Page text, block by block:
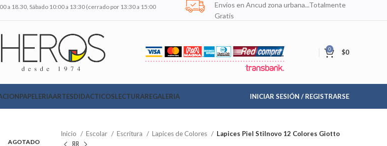
a 18.30, Sábado 10:00 a 13:30 (cerrado por 13:30 a 15:00
Envíos en Ancud zona urbana...Totalmente
Gratis
0 $0
PAPELERIAARTESDIDACTICOSLECTURAREGALERIA INICIAR SESIÓN / REGISTRARSE
AGOTADO
Inicio Escolar Escritura Lapices de Colores Lapices Piel Stilnovo 12 Colores Giotto